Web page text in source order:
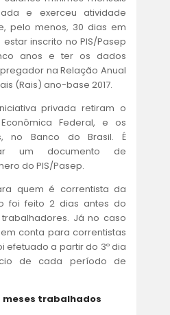
e exerceu atividade
pelo menos, 30 dias em
estar inscrito no PIS/Pasep
anos e ter os dados
na Relação Anual
(Rais) ano-base 2017.
privada retiram o
Federal, e os
no Banco do Brasil. É
um documento de
do PIS/Pasep.
quem é correntista da
foi feito 2 dias antes do
Já no caso
conta para correntistas
efetuado a partir do 3º dia
de cada período de
meses trabalhados